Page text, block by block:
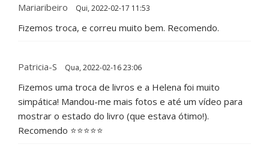
Mariaribeiro Qui, 2022-02-17 11:53
Fizemos troca, e correu muito bem. Recomendo.
Patricia-S Qua, 2022-02-16 23:06
Fizemos uma troca de livros e a Helena foi muito
simpática! Mandou-me mais fotos e até um vídeo para
mostrar o estado do livro (que estava ótimo!).
Recomendo ⭐️⭐️⭐️⭐️⭐️